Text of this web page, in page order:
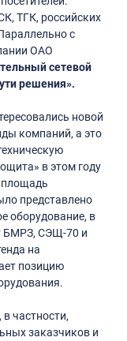
ТГК, российских
с
ОАО
сетевой
решения».
новой
компаний, а это
в этом году
представлено
оборудование, в
БМРЗ, СЭЩ-70 и
на
позицию
частности,
заказчиков и